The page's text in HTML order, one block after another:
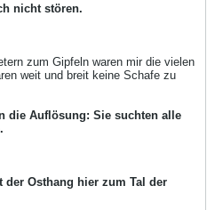
nicht stören.
zum Gipfeln waren mir die vielen
weit und breit keine Schafe zu
die Auflösung: Sie suchten alle
der Osthang hier zum Tal der